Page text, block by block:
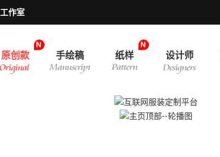
工作室
原创款
N
手绘稿 纸样
N
设计师